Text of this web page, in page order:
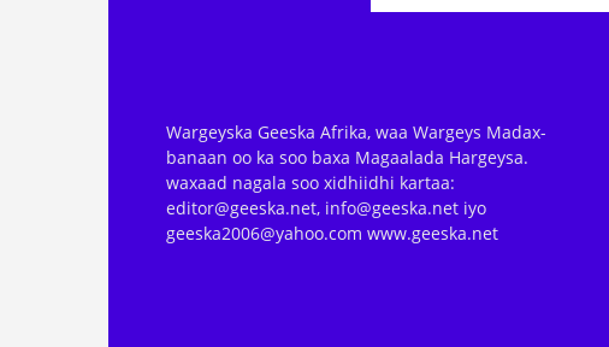
Wargeyska Geeska Afrika, waa Wargeys Madax-
banaan oo ka soo baxa Magaalada Hargeysa.
waxaad nagala soo xidhiidhi kartaa:
editor@geeska.net, info@geeska.net iyo
geeska2006@yahoo.com www.geeska.net